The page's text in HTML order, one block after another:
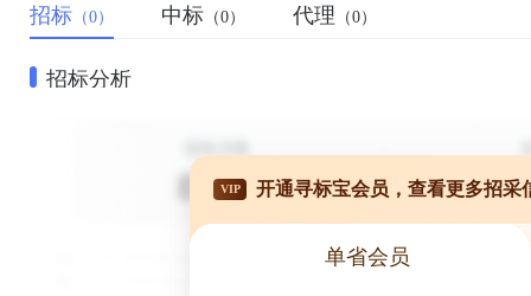
招标 （0） 中标 （0） 代理 （0）
招标分析
VIP 开通寻标宝会员，查看更多招采
单省会员